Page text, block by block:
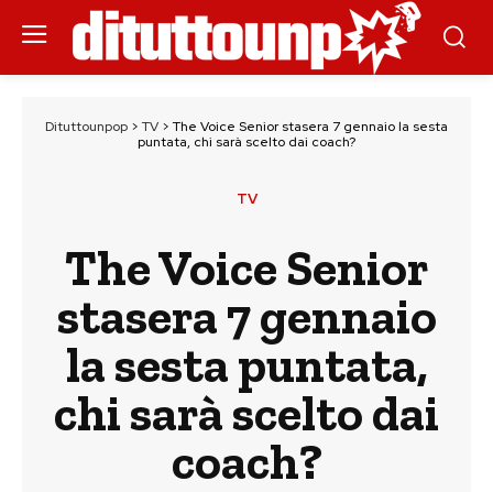
Dituttounpop > TV > The Voice Senior stasera 7 gennaio la sesta
puntata, chi sarà scelto dai coach?
TV
The Voice Senior
stasera 7 gennaio
la sesta puntata,
chi sarà scelto dai
coach?